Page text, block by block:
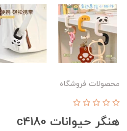
محصولات فروشگاه
هنگر حیوانات c4180